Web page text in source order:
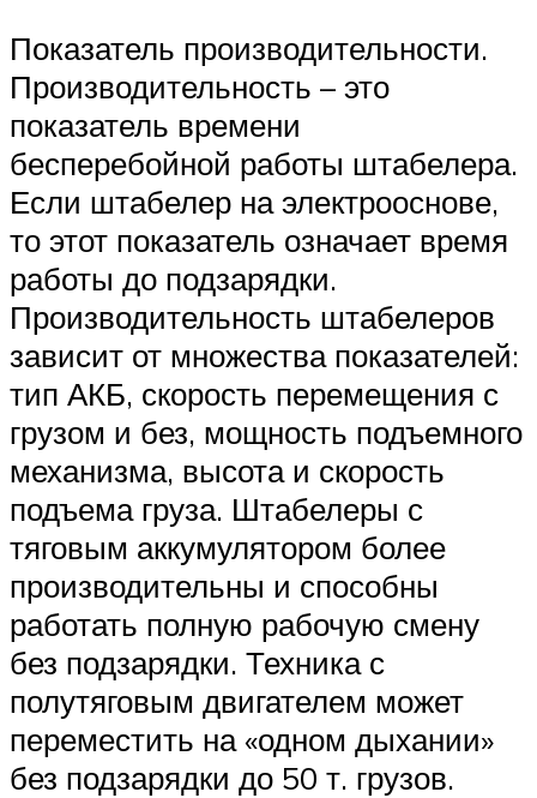
Показатель производительности.
Производительность – это
показатель времени
бесперебойной работы штабелера.
Если штабелер на электрооснове,
то этот показатель означает время
работы до подзарядки.
Производительность штабелеров
зависит от множества показателей:
тип АКБ, скорость перемещения с
грузом и без, мощность подъемного
механизма, высота и скорость
подъема груза. Штабелеры с
тяговым аккумулятором более
производительны и способны
работать полную рабочую смену
без подзарядки. Техника с
полутяговым двигателем может
переместить на «одном дыхании»
без подзарядки до 50 т. грузов.